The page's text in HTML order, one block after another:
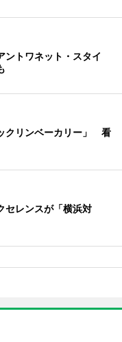
ントワネット・スタイ
クリンベーカリー」 看
セレンスが「横浜対